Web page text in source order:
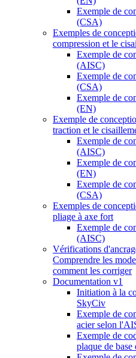
Exemple de
(CSA)
Exemples de
compression et le
Exemple de
(AISC)
Exemple de
(CSA)
Exemple de
(EN)
Exemple de
traction et le
Exemple de
(AISC)
Exemple de
(EN)
Exemple de
(CSA)
Exemples de
pliage à axe fort
Exemple de
(AISC)
Vérifications
Comprendre les
comment les corriger
Documentation v1
Initiation à la
SkyCiv
Exemple de
acier selon
Exemple de
plaque de base